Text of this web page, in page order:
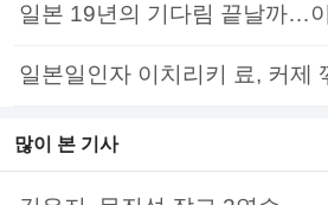
일본 19년의 기다림 끝날까…
일본일인자 이치리키 료, 커제
많이 본 기사